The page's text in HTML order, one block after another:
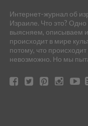
Интернет-журнал об
Израиле. Что это?
выясняем, описываем и
происходит в мире
потому, что происходит
невозможно. Но мы